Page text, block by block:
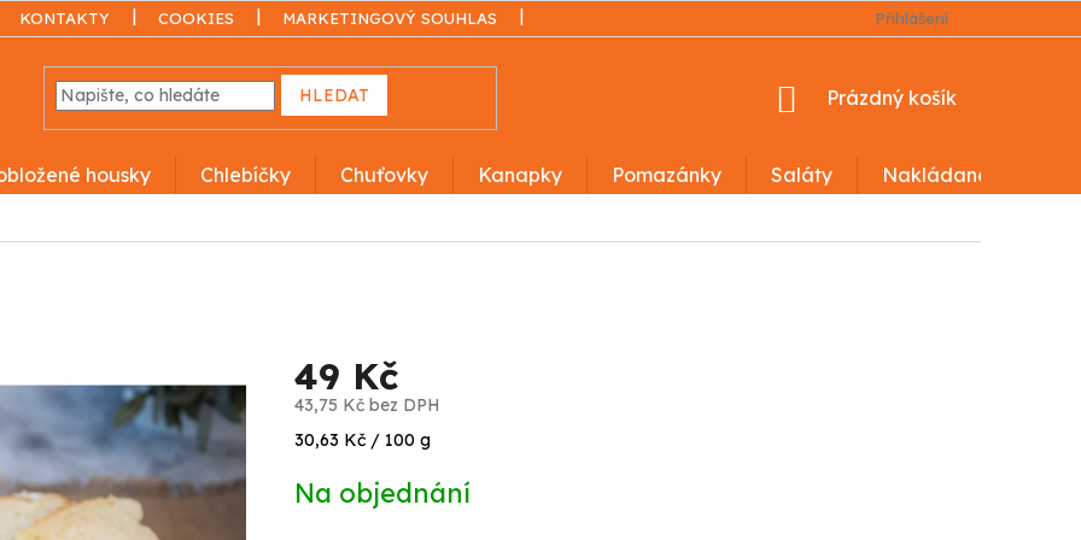
KONTAKTY COOKIES MARKETINGOVÝ SOUHLAS PODMÍNKY OCHRANY OSOBNÍCH
Přihlášení
HLEDAT
NÁKUPNÍ
Prázdný košík
housky Chlebíčky Chuťovky Kanapky Pomazánky Saláty Nakládané výrobky
49 Kč
43,75 Kč bez DPH
Měrná
30,63 Kč / 100 g
Na objednání